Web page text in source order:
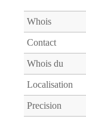
Whois
Contact
Whois du
Localisation
Precision